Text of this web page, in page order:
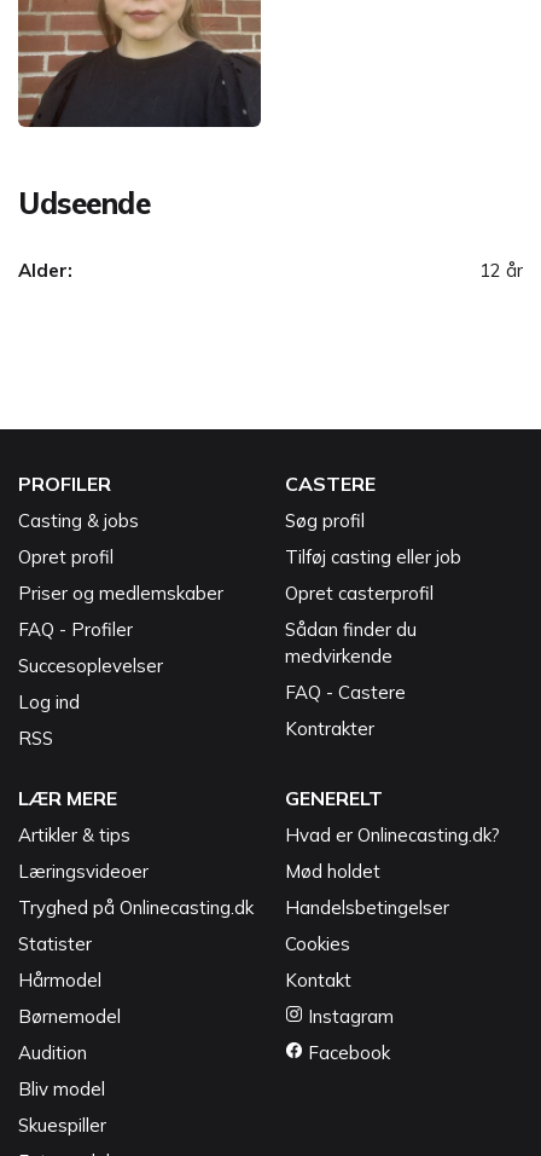
Udseende
Alder: 12 år
PROFILER
Casting & jobs
Opret profil
Priser og medlemskaber
FAQ - Profiler
Succesoplevelser
Log ind
RSS
CASTERE
Søg profil
Tilføj casting eller job
Opret casterprofil
Sådan finder du
medvirkende
FAQ - Castere
Kontrakter
LÆR MERE
Artikler & tips
Læringsvideoer
Tryghed på Onlinecasting.dk
Statister
Hårmodel
Børnemodel
Audition
Bliv model
Skuespiller
GENERELT
Hvad er Onlinecasting.dk?
Mød holdet
Handelsbetingelser
Cookies
Kontakt
Instagram
Facebook